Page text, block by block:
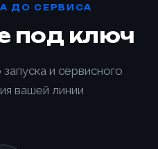
ДО СЕРВИСА
под ключ
и сервисного
вашей линии